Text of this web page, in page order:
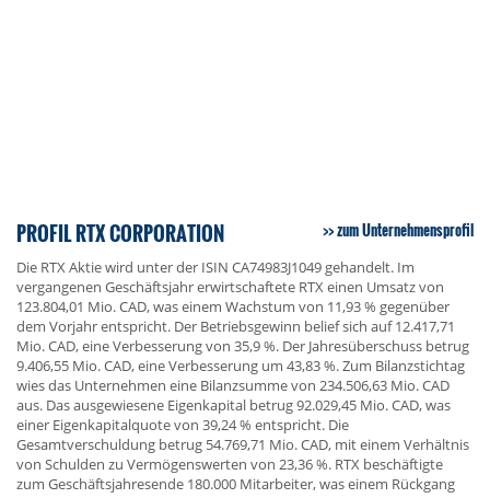
PROFIL RTX CORPORATION zum Unternehmensprofil
Die RTX Aktie wird unter der ISIN CA74983J1049 gehandelt. Im
vergangenen Geschäftsjahr erwirtschaftete RTX einen Umsatz von
123.804,01 Mio. CAD, was einem Wachstum von 11,93 % gegenüber
dem Vorjahr entspricht. Der Betriebsgewinn belief sich auf 12.417,71
Mio. CAD, eine Verbesserung von 35,9 %. Der Jahresüberschuss betrug
9.406,55 Mio. CAD, eine Verbesserung um 43,83 %. Zum Bilanzstichtag
wies das Unternehmen eine Bilanzsumme von 234.506,63 Mio. CAD
aus. Das ausgewiesene Eigenkapital betrug 92.029,45 Mio. CAD, was
einer Eigenkapitalquote von 39,24 % entspricht. Die
Gesamtverschuldung betrug 54.769,71 Mio. CAD, mit einem Verhältnis
von Schulden zu Vermögenswerten von 23,36 %. RTX beschäftigte
zum Geschäftsjahresende 180.000 Mitarbeiter, was einem Rückgang